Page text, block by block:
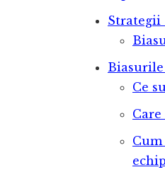
Strategii
Ce